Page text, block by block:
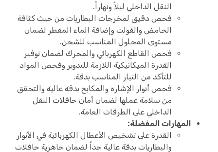
النقل الداخلي ليلاً ونهاراً.
فحص دقيق لمخرجات البطاريات من حيث كثافة
الحامض والفولت وإضافة الماء المقطر لضمان
مستوى المحلول المناسب للشحن.
فحص القاطع الكهربائي والمحرك لضمان توفير
القدرة الميكانيكية اللازمة للتدوير وفحص المواد
للتأكد من التيار المناسب بدقة.
فحص أنوار الإشارة والمكابح بدقة عالية والتحقق
من سلامة عملها لضمان أمان حافلات النقل
الداخلي على الطرقات العامة.
المهارات المفضلة:
القدرة على تشخيص الأعطال الكهربائية في الأنوار
والبطاريات بدقة عالية جداً لضمان جاهزية حافلات